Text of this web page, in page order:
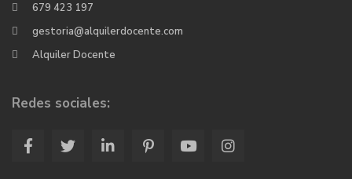
679 423 197
gestoria@alquilerdocente.com
Alquiler Docente
Redes sociales: